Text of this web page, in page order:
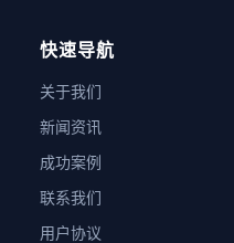
快速导航
关于我们
新闻资讯
成功案例
联系我们
用户协议